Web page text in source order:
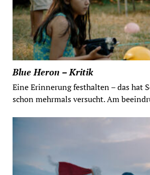
Blue Heron – Kritik
Eine Erinnerung festhalten – das hat
schon mehrmals versucht. Am